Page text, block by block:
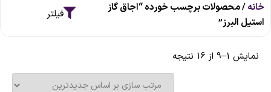
خانه/ محصولات برچسب خورده “اجاق گاز
استیل البرز”
نمایش 1–9 از 16 نتیجه